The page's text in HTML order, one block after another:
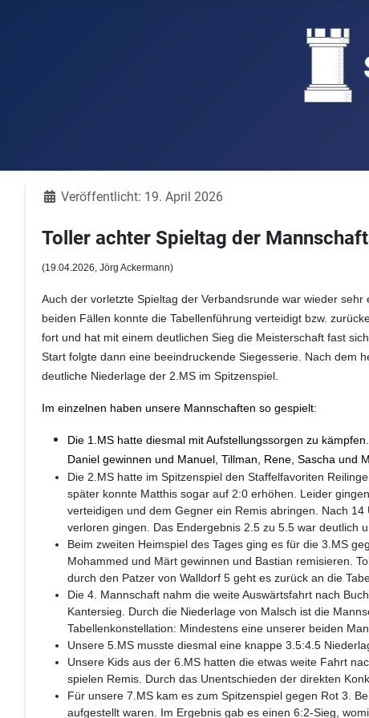
DetailsVeröffentlicht: 19. April 2026
Toller achter Spieltag der
(19.04.2026, Jörg Ackermann)
Auch der vorletzte Spieltag der Verbandsrunde war wieder
beiden Fällen konnte die Tabellenführung verteidigt bzw.
fort und hat mit einem deutlichen Sieg die Meisterschaft fast
Start folgte dann eine beeindruckende Siegesserie. Nach dem
deutliche Niederlage der 2.MS im Spitzenspiel.
Im einzelnen haben unsere Mannschaften so gespielt:
Die 1.MS hatte diesmal mit Aufstellungssorgen zu
Daniel gewinnen und Manuel, Tillman, Rene, Sascha und
Die 2.MS hatte im Spitzenspiel den Staffelfavoriten
später konnte Matthis sogar auf 2:0 erhöhen. Leider
verteidigen und dem Gegner ein Remis abringen. Nach
verloren gingen. Das Endergebnis 2.5 zu 5.5 war deutlich
Beim zweiten Heimspiel des Tages ging es für die 3.MS
Mohammed und Märt gewinnen und Bastian remisieren.
durch den Patzer von Walldorf 5 geht es zurück an die
Die 4. Mannschaft nahm die weite Auswärtsfahrt nach
Kantersieg. Durch die Niederlage von Malsch ist die
Tabellenkonstellation: Mindestens eine unserer beiden
Unsere 5.MS musste diesmal eine knappe 3.5:4.5
Unsere Kids aus der 6.MS hatten die etwas weite Fahrt
spielen Remis. Durch das Unentschieden der direkten
Für unsere 7.MS kam es zum Spitzenspiel gegen Rot 3.
aufgestellt waren. Im Ergebnis gab es einen 6:2-Sieg,